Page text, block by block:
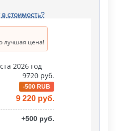
в стоимость?
лучшая цена!
2026 год
9720 руб.
-500 RUB
9 220 руб.
+500 руб.